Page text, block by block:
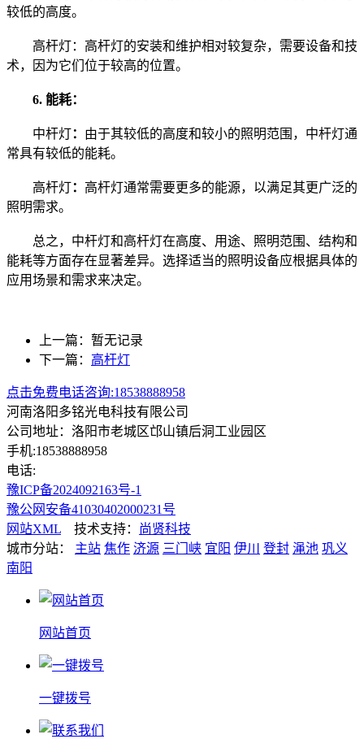
较低的高度。
高杆灯：高杆灯的安装和维护相对较复杂，需要设备和技
术，因为它们位于较高的位置。
6. 能耗：
中杆灯： 由于其较低的高度和较小的照明范围，中杆灯通
常具有较低的能耗。
高杆灯： 高杆灯通常需要更多的能源，以满足其更广泛的
照明需求。
总之，中杆灯和高杆灯在高度、用途、照明范围、结构和
能耗等方面存在显著差异。选择适当的照明设备应根据具体的
应用场景和需求来决定。
上一篇：暂无记录
下一篇： 高杆灯
点击免费电话咨询:18538888958
河南洛阳多铭光电科技有限公司
公司地址：洛阳市老城区邙山镇后洞工业园区
手机:18538888958
电话:
豫ICP备2024092163号-1
豫公网安备41030402000231号
网站XML 技术支持：
尚贤科技
城市分站：
主站 焦作 济源 三门峡 宜阳 伊川 登封 渑池 巩义
南阳
网站首页
一键拨号